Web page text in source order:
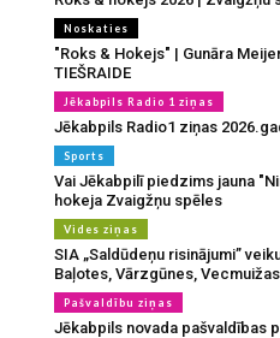
Noskaties
"Roks & Hokejs" | Gunāra
TIEŠRAIDE
Jēkabpils Radio 1 ziņas
Jēkabpils Radio1 ziņas
Sports
Vai Jēkabpilī piedzims jauna
hokeja Zvaigžņu spēles
Vides ziņas
SIA „Saldūdeņu risinājumi”
Baļotes, Vārzgūnes,
Pašvaldību ziņas
Jēkabpils novada pašvaldības